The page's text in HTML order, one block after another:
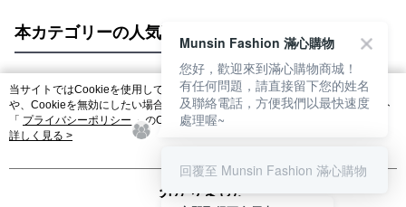
本カテゴリーの人気商品 サイト全体のランキング
人気タグ
当サイトではCookieを使用しています。当サイトのCookie使用に関する詳細
や、Cookieを無効にしたい場合のブラウザでの設定方法については、当サイト
「 プライバシーポリシー 」のCookieポリシーをご参照ください。お客さま
が、当サイトを引き続き使用される場合、当社がサイト利用規約のCookieポリ
詳しく見る >
分かりました
Munsin Fashion 滿心購物
您好，歡迎來到滿心購物商城！
有任何問題，請直接留下您的姓名
及聯絡電話，方便我們以最快速度
處理喔~
回覆至 Munsin Fashion 滿心購物